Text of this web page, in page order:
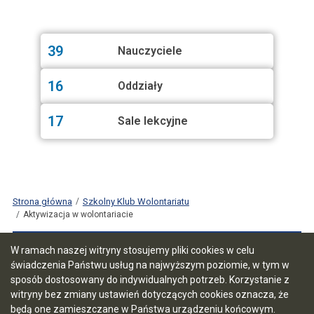
W ramach naszej witryny stosujemy pliki cookies w celu
świadczenia Państwu usług na najwyższym poziomie, w tym w
sposób dostosowany do indywidualnych potrzeb. Korzystanie z
witryny bez zmiany ustawień dotyczących cookies oznacza, że
będą one zamieszczane w Państwa urządzeniu końcowym.
39 Nauczyciele
16 Oddziały
17 Sale lekcyjne
Strona główna Szkolny Klub Wolontariatu
Aktywizacja w wolontariacie
Aktywizacja w wolontariacie
Nasi uczniowie 23 listopada 2023 roku wzięli udział w
szkoleniu dla wolontariuszy " Aktywizacja w wolontariacie",